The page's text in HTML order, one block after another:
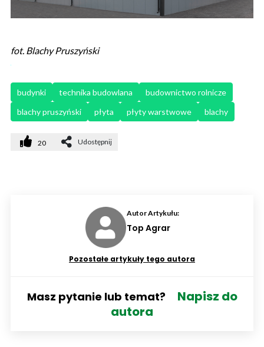
fot. Blachy Pruszyński
budynki technika budowlana
budownictwo rolnicze
blachy pruszyński
płyta płyty warstwowe blachy
20 Udostępnij
Autor Artykułu:
Top Agrar
Pozostałe artykuły tego autora
Masz pytanie lub temat?
Napisz do
autora